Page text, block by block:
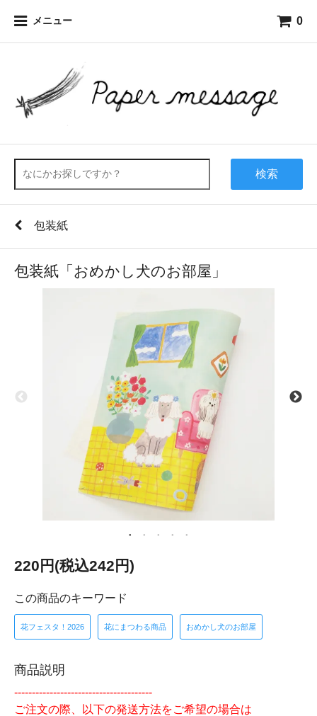
メニュー 0
検索
包装紙
包装紙「おめかし犬のお部屋」
220円(税込242円)
この商品のキーワード
花フェスタ！2026 花にまつわる商品 おめかし犬のお部屋
商品説明
---------------------------------------
ご注文の際、以下の発送方法をご希望の場合は